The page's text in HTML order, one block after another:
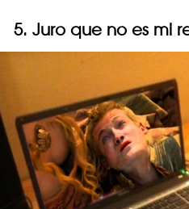
5. Juro que no es mi